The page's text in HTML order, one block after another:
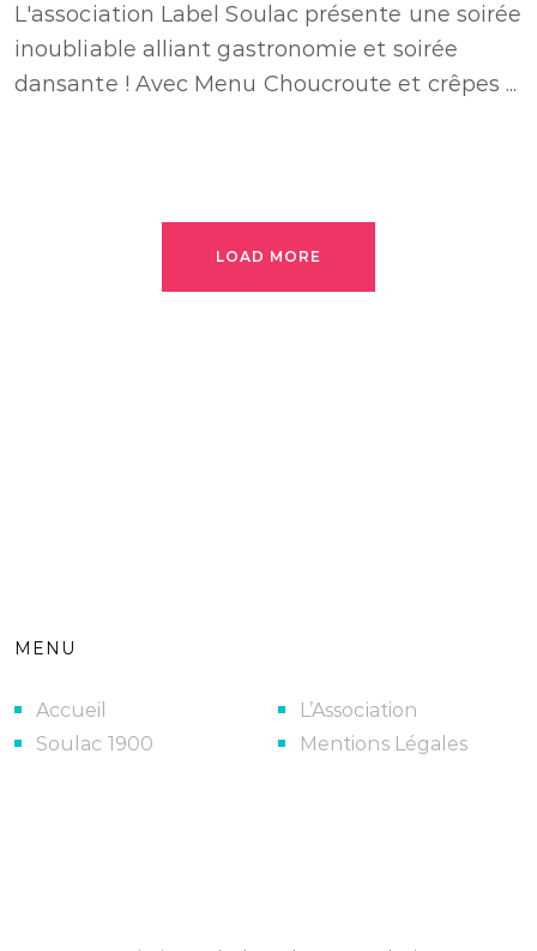
L'association Label Soulac présente une soirée
inoubliable alliant gastronomie et soirée
dansante ! Avec Menu Choucroute et crêpes ...
LOAD MORE
MENU
Accueil
Soulac 1900
L’Association
Mentions Légales